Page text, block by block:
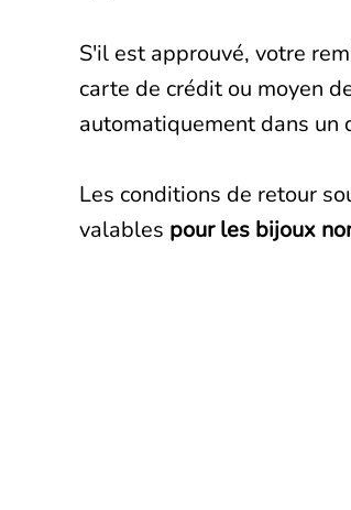
S'il est approuvé, votre
carte de crédit ou moyen
automatiquement dans un
Les conditions de retour
valables pour les bijoux